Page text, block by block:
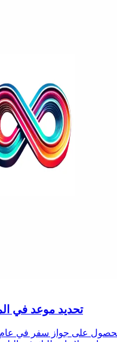
تحديد موعد في